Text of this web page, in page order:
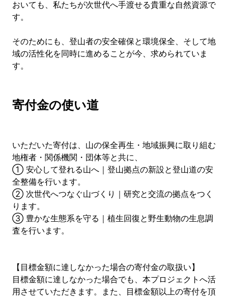
おいても、私たちが次世代へ手渡せる貴重な自然資源で
す。
そのためにも、登山者の安全確保と環境保全、そして地
域の活性化を同時に進めることが今、求められていま
す。
寄付金の使い道
いただいた寄付は、山の保全再生・地域振興に取り組む
地権者・関係機関・団体等と共に、
① 安心して登れる山へ｜登山拠点の新設と登山道の安
全整備を行います。
② 次世代へつなぐ山づくり｜研究と交流の拠点をつく
ります。
③ 豊かな生態系を守る｜植生回復と野生動物の生息調
査を行います。
【目標金額に達しなかった場合の寄付金の取扱い】
目標金額に達しなかった場合でも、本プロジェクトへ活
用させていただきます。また、目標金額以上の寄付を頂